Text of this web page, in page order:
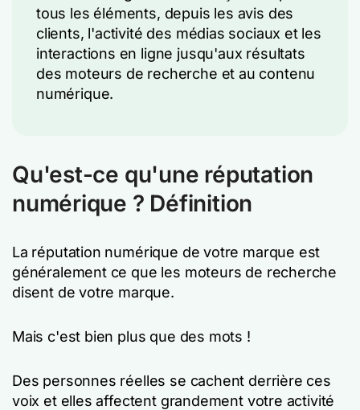
tous les éléments, depuis les avis des
clients, l'activité des médias sociaux et les
interactions en ligne jusqu'aux résultats
des moteurs de recherche et au contenu
numérique.
Qu'est-ce qu'une réputation
numérique ? Définition
La réputation numérique de votre marque est
généralement ce que les moteurs de recherche
disent de votre marque.
Mais c'est bien plus que des mots !
Des personnes réelles se cachent derrière ces
voix et elles affectent grandement votre activité